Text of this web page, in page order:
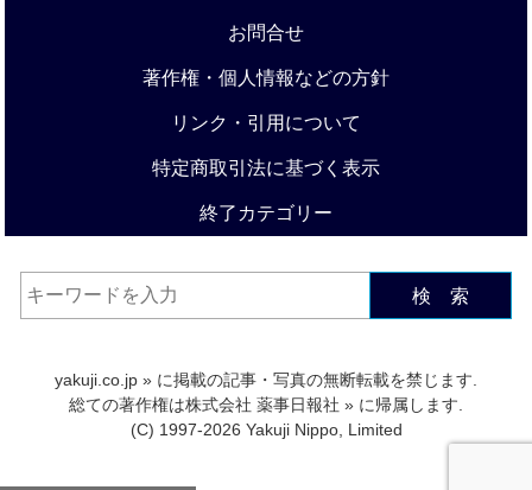
お問合せ
著作権・個人情報などの方針
リンク・引用について
特定商取引法に基づく表示
終了カテゴリー
検 索
yakuji.co.jp » に掲載の記事・写真の無断転載を禁じます.
総ての著作権は株式会社 薬事日報社 » に帰属します.
(C) 1997-2026 Yakuji Nippo, Limited